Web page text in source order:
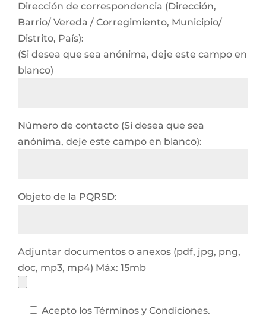
Dirección de correspondencia (Dirección,
Barrio/ Vereda / Corregimiento, Municipio/
Distrito, País):
(Si desea que sea anónima, deje este campo en
blanco)
Número de contacto (Si desea que sea
anónima, deje este campo en blanco):
Objeto de la PQRSD:
Adjuntar documentos o anexos (pdf, jpg, png,
doc, mp3, mp4) Máx: 15mb
Acepto los Términos y Condiciones.